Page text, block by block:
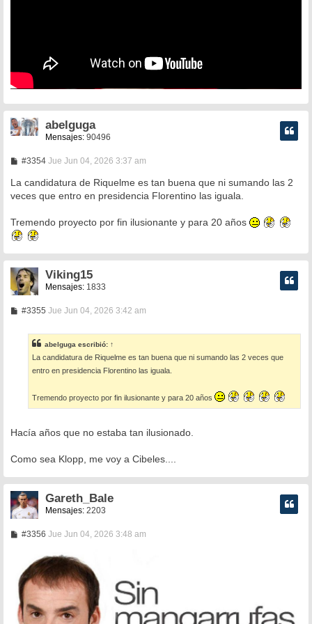
abelguga
Mensajes: 90496
#3354M
n
s
a
e
Jue Jun 04, 2026 3:37 am
La candidatura de Riquelme es tan buena que ni sumando las 2
veces que entro en presidencia Florentino las iguala.
Tremendo proyecto por fin ilusionante y para 20 años
Viking15
Mensajes: 1833
#3355M
a
j
e
Jue Jun 04, 2026 3:42 am
abelguga escribió: ↑
La candidatura de Riquelme es tan buena que ni sumando las 2 veces que
entro en presidencia Florentino las iguala.
Tremendo proyecto por fin ilusionante y para 20 años
Hacía años que no estaba tan ilusionado.
Como sea Klopp, me voy a Cibeles....
Gareth_Bale
Mensajes: 2203
#3356M
s
a
j
e
Jue Jun 04, 2026 3:48 am